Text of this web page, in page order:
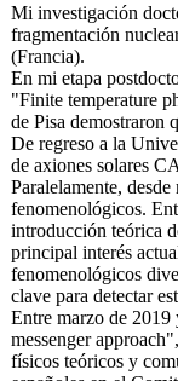
Mi investigación
fragmentación
(Francia).
En mi etapa
"Finite temperature
de Pisa demostraron
De regreso a la
de axiones solares
Paralelamente,
fenomenológicos.
introducción teórica
principal interés
fenomenológicos
clave para detectar
Entre marzo de
messenger
físicos teóricos y